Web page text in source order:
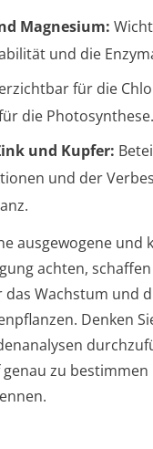
Magnesium:
und die
für die
die Photosynthese.
und Kupfer:
und der
ausgewogene und
achten,
das Wachstum und
Denken
zu bestimmen